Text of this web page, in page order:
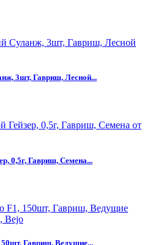
3шт, Гавриш, Лесной...
0,5г, Гавриш, Семена...
Гавриш, Ведущие...